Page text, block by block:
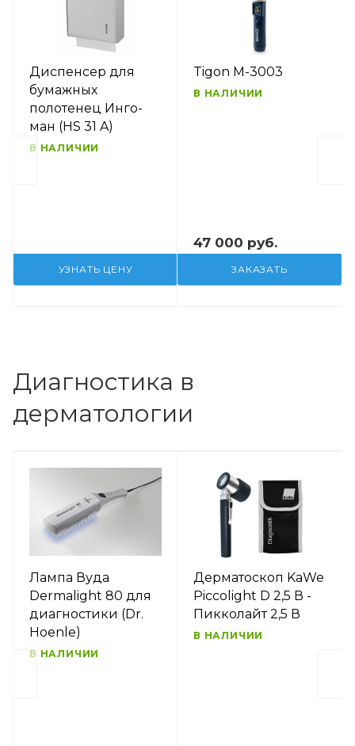
Диспенсер для
бумажных
полотенец Инго-
ман (HS 31 A)
В НАЛИЧИИ
УЗНАТЬ ЦЕНУ
Tigon M-3003
В НАЛИЧИИ
47 000 руб.
ЗАКАЗАТЬ
Диагностика в
дерматологии
Лампа Вуда
Dermalight 80 для
диагностики (Dr.
Hoenle)
В НАЛИЧИИ
Дерматоскоп KaWe
Piccolight D 2,5 В -
Пикколайт 2,5 В
В НАЛИЧИИ